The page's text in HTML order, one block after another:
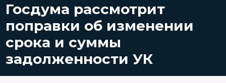
Госдума рассмотрит
поправки об изменении
срока и суммы
задолженности УК